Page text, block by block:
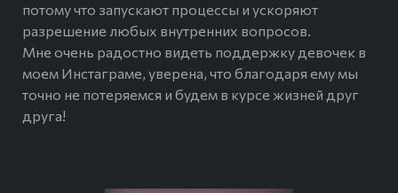
потому что запускают процессы и ускоряют
разрешение любых внутренних вопросов.
Мне очень радостно видеть поддержку девочек в
моем Инстаграме, уверена, что благодаря ему мы
точно не потеряемся и будем в курсе жизней друг
друга!